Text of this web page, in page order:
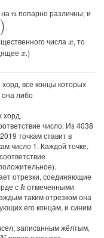
на nпопарно различны; и
.
числаx, то
x.)
все концы которых
она либо
хорд.
число. Из 4038
точкам ставит в
число 1. Каждой точке,
отрезки, соединяющие
сkотмеченными
таким отрезком она
его концам, и синим
записанным жёлтым,